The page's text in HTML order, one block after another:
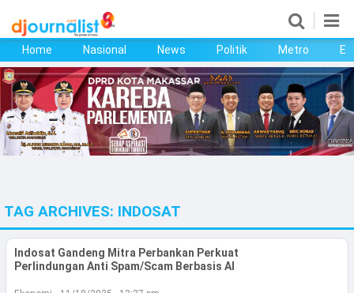
Home
Nasional
News
Metro
Ekonomi
Bisnis
Home Nasional News Politik Metro
TAG ARCHIVES: INDOSAT
Indosat Gandeng Mitra Perbankan Perkuat
Perlindungan Anti Spam/Scam Berbasis AI